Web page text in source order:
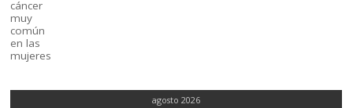
agosto 2026